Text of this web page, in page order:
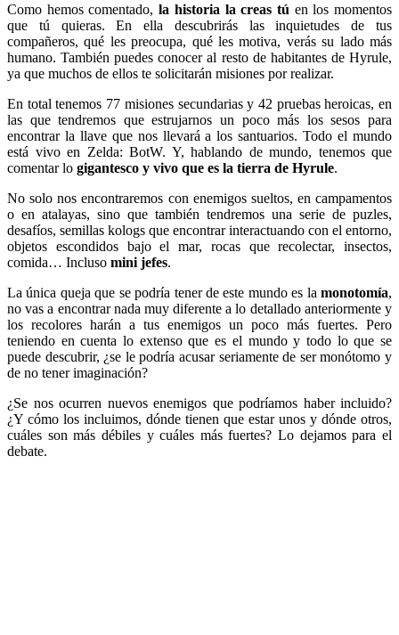
Como hemos comentado,la historia la creas tú en los momentos
que tú quieras. En ella descubrirás las inquietudes de tus
compañeros, qué les preocupa, qué les motiva, verás su lado más
humano. También puedes conocer al resto de habitantes de Hyrule,
ya que muchos de ellos te solicitarán misiones por realizar.
En total tenemos 77 misiones secundarias y 42 pruebas heroicas, en
las que tendremos que estrujarnos un poco más los sesos para
encontrar la llave que nos llevará a los santuarios. Todo el mundo
está vivo en Zelda: BotW. Y, hablando de mundo, tenemos que
comentar lo gigantesco y vivo que es la tierra de Hyrule.
No solo nos encontraremos con enemigos sueltos, en campamentos
o en atalayas, sino que también tendremos una serie de puzles,
desafíos, semillas kologs que encontrar interactuando con el entorno,
objetos escondidos bajo el mar, rocas que recolectar, insectos,
comida… Incluso mini jefes.
La única queja que se podría tener de este mundo es la monotomía,
no vas a encontrar nada muy diferente a lo detallado anteriormente y
los recolores harán a tus enemigos un poco más fuertes. Pero
teniendo en cuenta lo extenso que es el mundo y todo lo que se
puede descubrir, ¿se le podría acusar seriamente de ser monótomo y
de no tener imaginación?
¿Se nos ocurren nuevos enemigos que podríamos haber incluido?
¿Y cómo los incluimos, dónde tienen que estar unos y dónde otros,
cuáles son más débiles y cuáles más fuertes? Lo dejamos para el
debate.